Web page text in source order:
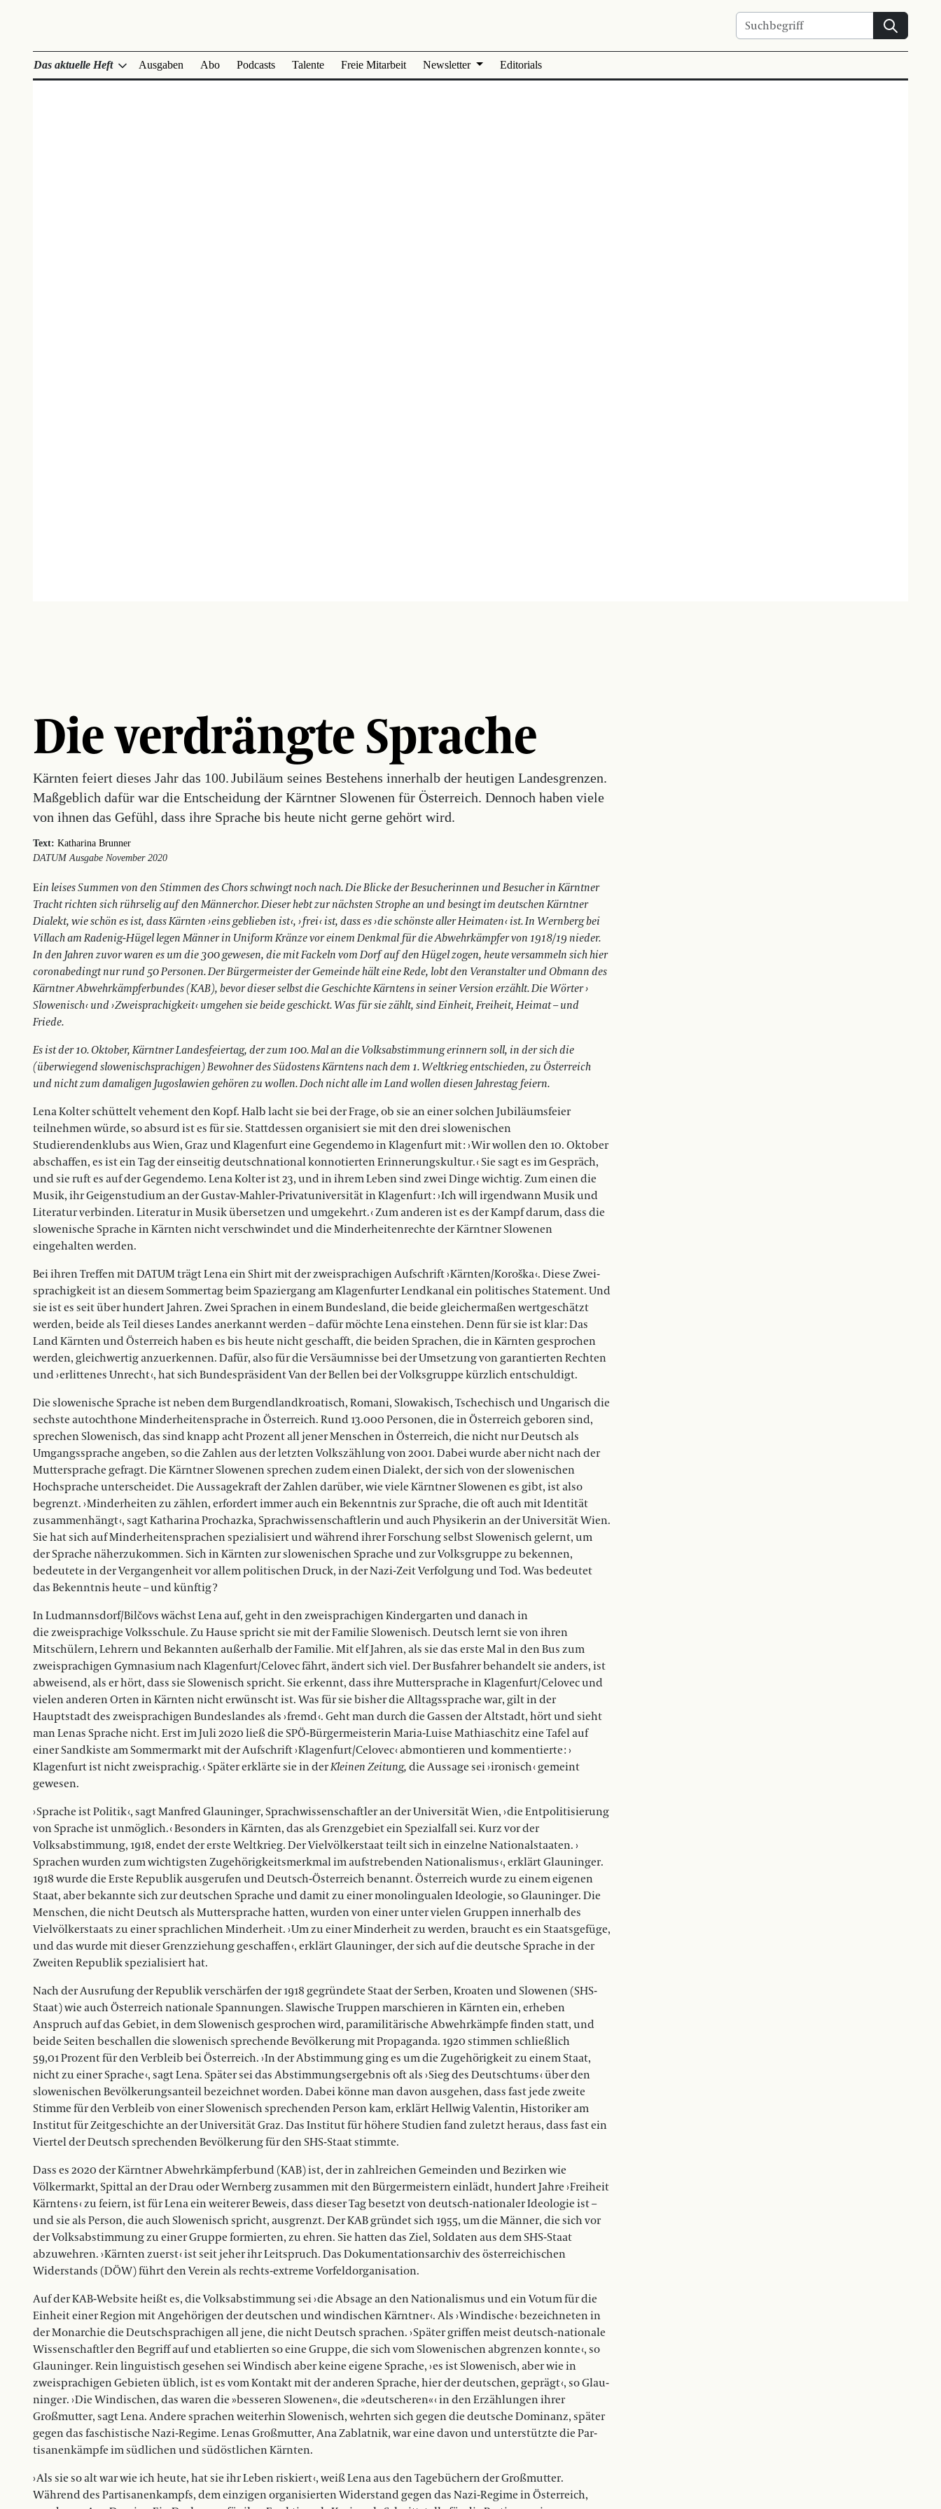
Suchen
Das aktuelle Heft Ausgaben Abo Podcasts Talente Freie Mitarbeit Newsletter Editorials
Die verdrängte Sprache
Kärnten feiert dieses Jahr das 100. Jubiläum seines Bestehens innerhalb der heutigen Landesgrenzen.
Maßgeblich dafür war die Entscheidung der Kärntner Slowenen für Österreich. Dennoch haben viele
von ihnen das Gefühl, dass ihre Sprache bis heute nicht gerne gehört wird.
Text: Katharina Brunner
DATUM Ausgabe November 2020
Ein leises Summen von den Stimmen des Chors schwingt noch nach. Die Blicke der Besucherinnen und Besucher in Kärntner
Tracht richten sich rührselig auf den Männerchor. Dieser hebt zur nächsten Strophe an und besingt im deutschen Kärntner
Dialekt, wie schön es ist, dass Kärnten › eins geblieben ist ‹, › frei ‹ ist, dass es › die schönste aller Heimaten ‹ ist. In Wernberg bei
Villach am Radenig-Hügel legen Männer in Uniform Kränze vor einem Denkmal für die Abwehrkämpfer von 1918/19 nieder.
In den Jahren zuvor waren es um die 300 gewesen, die mit Fackeln vom Dorf auf den Hügel zogen, heute versammeln sich hier
coronabedingt nur rund 50 Personen. Der Bürgermeister der Gemeinde hält eine Rede, lobt den Veranstalter und Obmann des
Kärntner Abwehrkämpferbundes(KAB), bevor dieser selbst die Geschichte Kärntens in ­seiner Version erzählt. Die Wörter ›
Slowenisch ‹ und › Zweisprachigkeit ‹ umgehen sie beide geschickt. Was für sie zählt, sind Einheit, Freiheit, Heimat – und
Friede.
Es ist der 10. Oktober, Kärntner Landes­feiertag, der zum 100. Mal an die Volksabstimmung erinnern soll, in der sich die
(überwiegend slowenischsprachigen) Bewohner des Südostens Kärntens nach dem 1. Weltkrieg entschieden, zu Österreich
und nicht zum damaligen Jugoslawien gehören zu wollen. Doch nicht alle im Land wollen diesen Jahrestag ­feiern.
Lena Kolter schüttelt vehement den Kopf. Halb lacht sie bei der Frage, ob sie an einer solchen Jubiläumsfeier
teilnehmen würde, so absurd ist es für sie. Stattdessen organisiert sie mit den drei slowenischen
Studierendenklubs aus Wien, Graz und Klagenfurt eine Gegendemo in Klagenfurt mit : › Wir wollen den 10. Oktober
abschaffen, es ist ein Tag der einseitig deutschnational konnotierten Erinnerungskultur. ‹ Sie sagt es im Gespräch,
und sie ruft es auf der Gegendemo. Lena Kolter ist 23, und in ihrem Leben sind zwei Dinge wichtig. Zum einen die
Musik, ihr Geigenstudium an der Gustav-Mahler-Privatuniversität in Klagenfurt : › Ich will irgendwann Musik und
Li­teratur verbinden. Literatur in Musik übersetzen und umgekehrt. ‹ Zum anderen ist es der Kampf darum, dass die
slowenische Sprache in Kärnten nicht verschwindet und die Minderheitenrechte der Kärntner Slowenen
eingehalten werden.
Bei ihren Treffen mit DATUM trägt Lena ein Shirt mit der zweisprachigen Aufschrift › Kärnten/Koroška ‹. Diese Zwei­­
sprachigkeit ist an diesem Sommertag beim Spaziergang am Klagenfurter Lendkanal ein politisches Statement. Und
sie ist es seit über hundert Jahren. Zwei Sprachen in einem Bundesland, die beide gleichermaßen wert­­geschätzt
werden, beide als Teil dieses Landes anerkannt werden – dafür möchte Lena einstehen. Denn für sie ist klar : Das
Land Kärnten und Österreich haben es bis heute nicht geschafft, die beiden Sprachen, die in Kärnten gesprochen
werden, gleichwertig anzuerkennen. Dafür, also für die Versäumnisse bei der Umsetzung von garantierten Rechten
und › erlittenes Unrecht ‹, hat sich Bundespräsident Van der Bellen bei der Volksgruppe kürzlich entschuldigt.
Die slowenische Sprache ist neben dem Burgendlandkroatisch, Roma­ni, Slowakisch, Tschechisch und Ungarisch die
sechste autochthone Minderheitensprache in Österreich. Rund 13.000 Personen, die in Österreich geboren sind,
sprechen Slowenisch, das sind knapp acht Prozent all jener Menschen in Österreich, die nicht nur Deutsch als
Umgangssprache angeben, so die Zahlen aus der letzten Volkszählung von 2001. Dabei wurde aber nicht nach der
Muttersprache gefragt. Die Kärntner Slowenen sprechen zudem einen Dialekt, der sich von der slowenischen
Hochsprache unterscheidet. Die Aus­sagekraft der Zahlen darüber, wie viele Kärntner Slowenen es gibt, ist also
begrenzt. › Minderheiten zu zählen, erfordert immer auch ein Bekenntnis zur Sprache, die oft auch mit Identität
zusammenhängt ‹, sagt Katharina Prochaz­ka, Sprachwissenschaftlerin und auch Physikerin an der Universität Wien.
Sie hat sich auf Minderheitensprachen spezialisiert und wäh­­rend ihrer Forschung selbst Slowenisch gelernt, um
der Sprache näherzukommen. Sich in Kärnten zur slowenischen Sprache und zur Volksgruppe zu bekennen,
bedeutete in der Vergangenheit vor allem politischen Druck, in der Nazi-Zeit Verfolgung und Tod. Was bedeutet
das Bekenntnis heute – und künftig ?
In Ludmannsdorf/Bilčovs wächst Lena auf, geht in den zweisprachigen Kindergarten und danach in
die zweisprachige Volks­schule. Zu Hau­se spricht sie mit der Familie Slowenisch. Deutsch lernt sie von ihren
Mitschülern, Lehrern und Bekannten außerhalb der Familie. Mit elf Jahren, als sie das erste Mal in den Bus zum
zweisprachigen Gymnasium nach Klagenfurt/Celovec fährt, ­ändert sich viel. Der Busfahrer behandelt sie anders, ist
abweisend, als er hört, dass sie Slowenisch spricht. Sie erkennt, dass ihre Muttersprache in Klagenfurt/Celovec und
vielen anderen Orten in Kärnten nicht erwünscht ist. Was für sie bisher die Alltagssprache war, gilt in der
Hauptstadt des zweisprachigen Bundeslandes als › fremd ‹. Geht man durch die Gassen der Altstadt, hört und sieht
man Lenas Sprache nicht. Erst im Juli 2020 ließ die SPÖ-Bürgermeisterin Maria-Luise Mathiaschitz eine Tafel auf
einer Sandkiste am Sommermarkt mit der Auf­schrift › Klagenfurt/Celovec ‹ abmontieren und kommentierte : ›
Klagenfurt ist nicht zweisprachig. ‹ Später erklärte sie in derKleinen Zeitung, die Aussage sei › ironisch ‹ gemeint
gewesen.
› Sprache ist Politik ‹, sagt Manfred Glauninger, Sprachwissenschaftler an der ­Universität Wien, › die Entpolitisierung
von Sprache ist unmöglich. ‹ Besonders in Kärnten, das als Grenzge­­­­­biet ein Spezialfall sei. Kurz vor der
Volksabstimmung, 1918, endet der erste Weltkrieg. Der Vielvölkerstaat teilt sich in einzelne Nationalstaaten. ›
Sprachen wurden zum wichtigsten Zugehörigkeitsmerkmal im aufstrebenden ­Na­­­tio­­nalismus ‹, erklärt Glauninger.
1918 wur­de die Erste Republik ausgerufen und Deutsch-Österreich benannt. Österreich wurde zu einem eigenen
Staat, aber bekannte sich zur deutschen Sprache und ­damit zu einer monolingualen Ideologie, so Glauninger. Die
Menschen, die nicht Deutsch als Muttersprache hatten, wurden von einer unter vielen Gruppen innerhalb des
Vielvölkerstaats zu einer sprachlichen Minderheit. › Um zu einer Minderheit zu werden, braucht es ein Staatsgefüge,
und das wurde mit dieser Grenzziehung geschaffen ‹, erklärt Glauninger, der sich auf die deutsche Sprache in der
Zweiten Republik spezialisiert hat.
Nach der Ausrufung der Republik verschärfen der 1918 gegründete Staat der Serben, Kroaten und Slowenen (SHS-
Staat) wie auch Österreich nationale Spannungen. Slawische Truppen marschieren in Kärnten ein, erheben
Anspruch auf das ­Gebiet, in dem Slowenisch gesprochen wird, paramilitärische Abwehrkämpfe ­finden statt, und
beide Seiten beschallen die slowenisch sprechende Bevölkerung mit Propaganda. 1920 stimmen schließlich
59,01 Prozent für den Verbleib bei Österreich. › In der Abstimmung ging es um die Zugehö­rigkeit zu einem Staat,
nicht zu einer Sprache ‹, sagt Lena. Später sei das Abstimmungsergebnis oft als › Sieg des Deutschtums ‹ über den
slowenischen Bevölkerungsanteil bezeichnet worden. Dabei könne man davon ausgehen, dass fast jede zweite
Stimme für den Verbleib von einer Slowenisch sprechenden Person kam, erklärt Hellwig Valentin, Historiker am
Institut für Zeitgeschichte an der Universität Graz. Das Institut für höhere Studien fand zuletzt heraus, dass fast ein
Viertel der Deutsch sprechenden Bevölkerung für den SHS-Staat stimmte.
Dass es 2020 der Kärntner Abwehrkämpferbund (KAB) ist, der in zahlreichen Gemeinden und Bezirken wie
Völkermarkt, Spittal an der Drau oder Wernberg zusammen mit den Bürgermeistern einlädt, hundert Jahre › Freiheit
Kärntens ‹ zu feiern, ist für Lena ein weiterer Beweis, dass dieser Tag besetzt von deutsch-nationaler Ideo­logie ist –
und sie als Person, die auch Slowenisch spricht, ausgrenzt. Der KAB gründet sich 1955, um die Männer, die sich vor
der Volksabstimmung zu einer Gruppe formierten, zu ehren. Sie hatten das Ziel, Soldaten aus dem SHS-Staat
abzuwehren. › Kärnten zuerst ‹ ist seit jeher ihr Leitspruch. Das Dokumentationsarchiv des österreichischen
Widerstands (DÖW) führt den Verein als rechts-extreme Vorfeldorga­nisation.
Auf der KAB-Website heißt es, die Volksabstimmung sei › die Absage an den Na­tionalismus und ein Votum für die
Einheit einer Region mit Angehörigen der deutschen und windischen Kärntner ‹. Als › Windische ‹ bezeichneten in
der Monarchie die Deutschsprachigen all jene, die nicht Deutsch sprachen. › Später griffen meist deutsch-nationale
Wissenschaftler den Begriff auf und etablierten so eine Gruppe, die sich vom Slowenischen abgrenzen konnte ‹, so
Glau­nin­ger. Rein lin­guis­tisch gesehen sei Windisch aber keine eigene Sprache, › es ist Slowenisch, aber wie in
zweisprachigen Gebieten üblich, ist es vom Kontakt mit der anderen Sprache, hier der deutschen, geprägt ‹, so Glau­
ninger. › Die Win­­dischen, das wa­­­ren die »besseren Slowenen«, die »deutscheren« ‹ in den Erzählungen ihrer
Großmutter, sagt Lena. Andere sprachen weiterhin Slowenisch, wehrten sich gegen die deutsche Dominanz, später
gegen das faschistische Na­­zi-Re­gime. Lenas Großmutter, Ana Zablatnik, war eine davon und unterstützte die Par­
tisanenkämpfe im süd­­­lichen und südöst­lichen Kärnten.
› Als sie so alt war wie ich heute, hat sie ihr Leben riskiert ‹, weiß Lena aus den Tagebüchern der Großmutter.
Während des Partisanenkampfs, dem einzigen organisierten Widerstand gegen das Nazi-Regime in Österreich,